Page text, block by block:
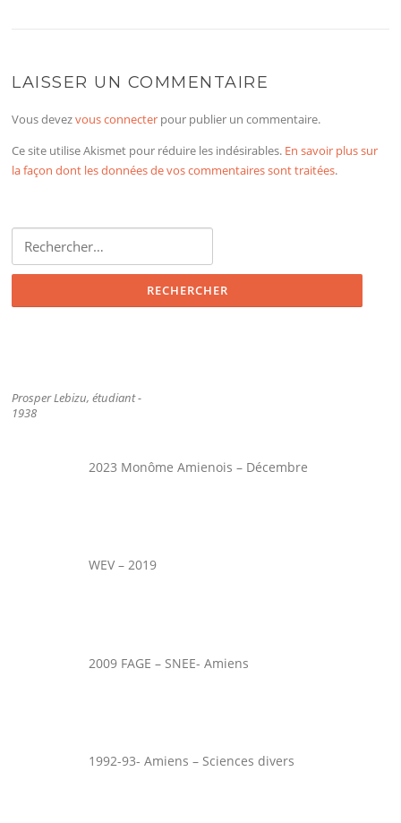
LAISSER UN COMMENTAIRE
Vous devezvous connecter pour publier un commentaire.
Ce site utilise Akismet pour réduire les indésirables. En savoir plus sur
la façon dont les données de vos commentaires sont traitées.
Prosper Lebizu, étudiant -
1938
2023 Monôme Amienois – Décembre
WEV – 2019
2009 FAGE – SNEE- Amiens
1992-93- Amiens – Sciences divers